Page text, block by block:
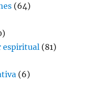
(64)
espiritual (81)
(6)